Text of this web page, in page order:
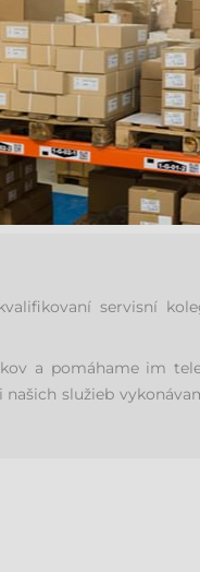
servisní
a pomáhame im
služieb